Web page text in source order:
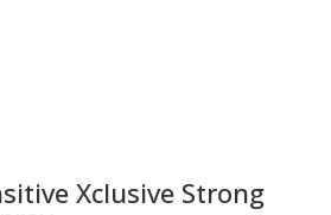
Xclusive Strong